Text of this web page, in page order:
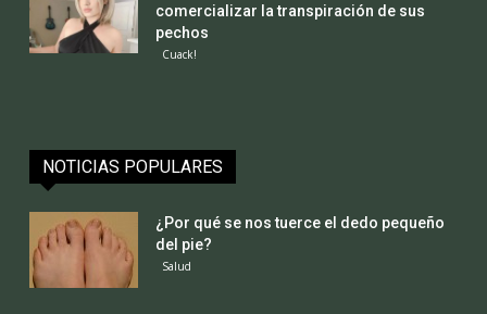
comercializar la transpiración de sus
pechos
Cuack!
NOTICIAS POPULARES
¿Por qué se nos tuerce el dedo pequeño
del pie?
Salud